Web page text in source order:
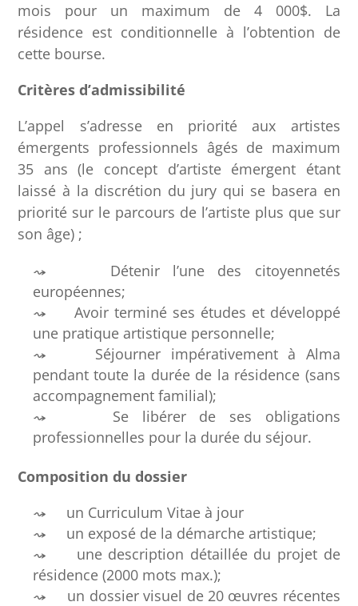
mois pour un maximum de 4 000$. La
résidence est conditionnelle à l’obtention de
cette bourse.
Critères d’admissibilité
L’appel s’adresse en priorité aux artistes
émergents professionnels âgés de maximum
35 ans (le concept d’artiste émergent étant
laissé à la discrétion du jury qui se basera en
priorité sur le parcours de l’artiste plus que sur
son âge) ;
Détenir l’une des citoyennetés
européennes;
Avoir terminé ses études et développé
une pratique artistique personnelle;
Séjourner impérativement à Alma
pendant toute la durée de la résidence (sans
accompagnement familial);
Se libérer de ses obligations
professionnelles pour la durée du séjour.
Composition du dossier
un Curriculum Vitae à jour
un exposé de la démarche artistique;
une description détaillée du projet de
résidence (2000 mots max.);
un dossier visuel de 20 œuvres récentes